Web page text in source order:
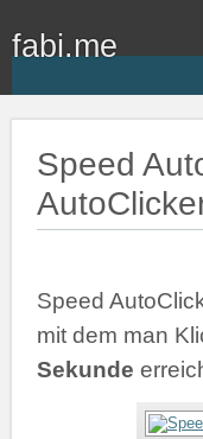
fabi.me
Speed
Speed
mit dem man
Sekunde